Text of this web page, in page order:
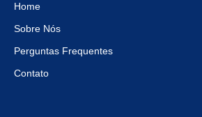
Home
Sobre Nós
Perguntas Frequentes
Contato